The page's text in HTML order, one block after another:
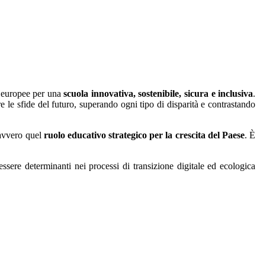
per una scuola innovativa, sostenibile, sicura e inclusiva.
le sfide del futuro, superando ogni tipo di disparità e contrastando
quel ruolo educativo strategico per la crescita del Paese. È
determinanti nei processi di transizione digitale ed ecologica